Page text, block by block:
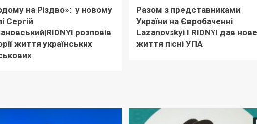
на Різдво»: у новому
Сергій
розповів
життя українських
Разом з представниками
України на Євробаченні
Lazanovskyi I RIDNYI дав нове
життя пісні УПА